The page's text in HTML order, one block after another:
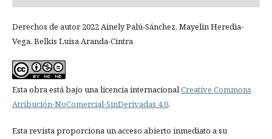
Derechos de autor 2022 Ainely Palú-Sánchez, Mayelin Heredia-
Vega, Belkis Luisa Aranda-Cintra
Esta obra está bajo una licencia internacionalCreative Commons
Atribución-NoComercial-SinDerivadas 4.0.
Esta revista proporciona un acceso abierto inmediato a su